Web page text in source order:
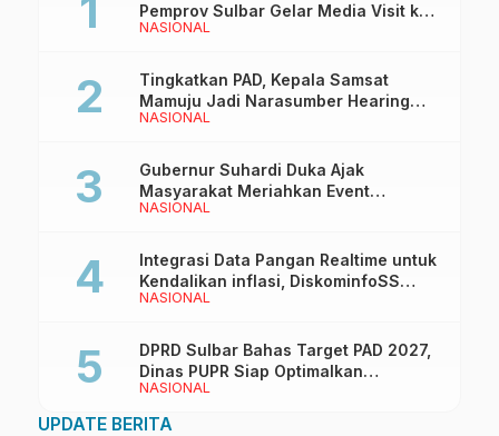
NASIONAL
Pemprov Sulbar Gelar Media Visit ke
Kantor Redaksi di Mamuju
NASIONAL
Tingkatkan PAD, Kepala Samsat
Mamuju Jadi Narasumber Hearing
Bersama Wakil Ketua I DPRD Sulbar
NASIONAL
Gubernur Suhardi Duka Ajak
Masyarakat Meriahkan Event
Manakarra Fair 2026
NASIONAL
Integrasi Data Pangan Realtime untuk
Kendalikan inflasi, DiskominfoSS
Sulbar Kembangkan Sistem SAPEDA
NASIONAL
DPRD Sulbar Bahas Target PAD 2027,
Dinas PUPR Siap Optimalkan
Pendapatan Daerah
UPDATE BERITA